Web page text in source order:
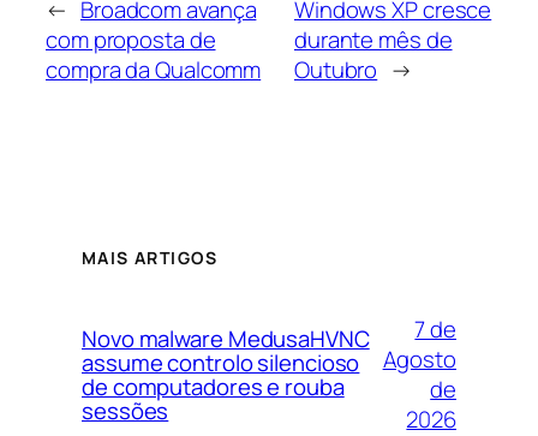
← Broadcom avança
com proposta de
compra da Qualcomm
Windows XP cresce
durante mês de
Outubro →
MAIS ARTIGOS
Novo malware MedusaHVNC
assume controlo silencioso
de computadores e rouba
sessões
7 de
Agosto
de
2026